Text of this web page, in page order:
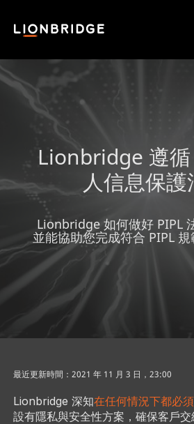
Lionbridge 遵循
人信息保護
Lionbridge 如何做好 PIPL
並能協助您完成符合 PIPL
最近更新時間：2021 年 11 月 3 日，23:00
Lionbridge 深知在任何情況下都必
設有隱私與安全性方案，確保客戶